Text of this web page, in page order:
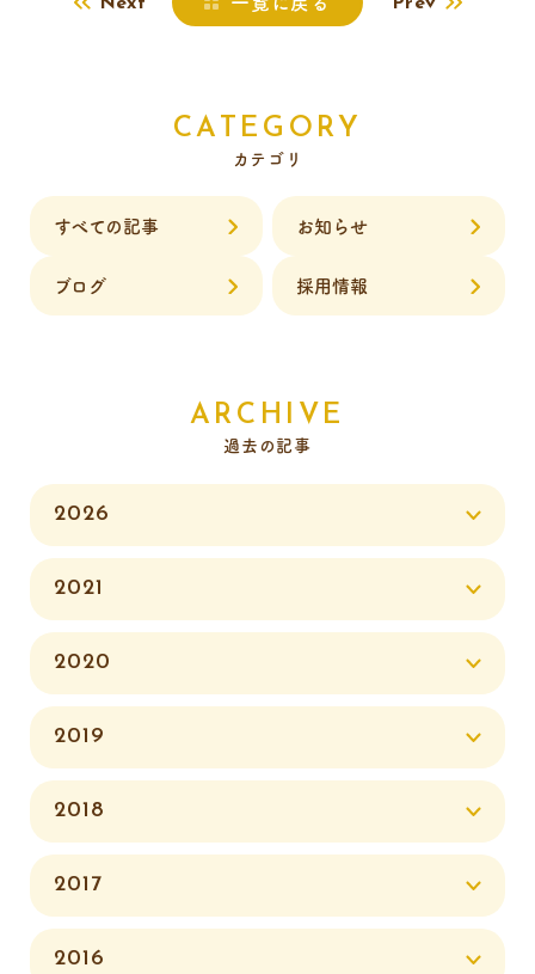
Next Prev
CATEGORY
カテゴリ
すべての記事 お知らせ
ブログ 採用情報
ARCHIVE
過去の記事
2026
2021
2020
2019
2018
2017
2016